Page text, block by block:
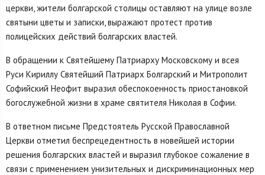
церкви, жители болгарской столицы оставляют на улице возле
святыни цветы и записки, выражают протест против
полицейских действий болгарских властей.
В обращении к Святейшему Патриарху Московскому и всея
Руси Кириллу Святейший Патриарх Болгарский и Митрополит
Софийский Неофит выразил обеспокоенность приостановкой
богослужебной жизни в храме святителя Николая в Софии.
В ответном письме Предстоятель Русской Православной
Церкви отметил беспрецедентность в новейшей истории
решения болгарских властей и выразил глубокое сожаление в
связи с применением унизительных и дискриминационных мер